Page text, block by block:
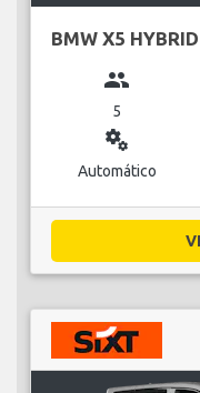
BMW X5 HYBRID
group
5
miscellaneous_services
Automático